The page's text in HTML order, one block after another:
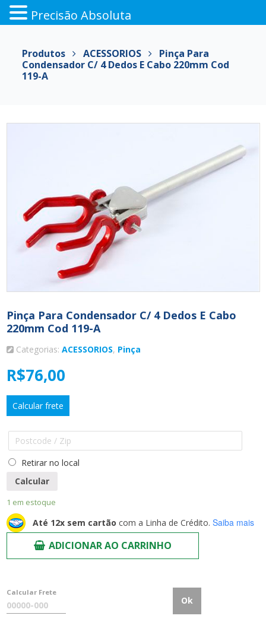
para
conteúdo
Produtos ACESSORIOS
Pinça Para
Condensador C/ 4 Dedos E Cabo 220mm Cod
119-A
Pinça Para Condensador C/ 4 Dedos E Cabo
220mm Cod 119-A
Categorias: ACESSORIOS, Pinça
R$76,00
Calcular frete
Retirar no local
Calcular
1 em estoque
Até 12x sem cartão com a Linha de Crédito. Saiba mais
ADICIONAR AO CARRINHO
Calcular Frete
Ok
Precisão Absoluta